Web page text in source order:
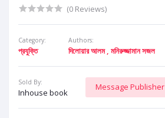
(0 Reviews)
Category:
প্রযুক্তি
Authors:
দিলোয়ার আলম , মনিরুজ্জামান সজল
Sold By:
Inhouse book
Message Publisher